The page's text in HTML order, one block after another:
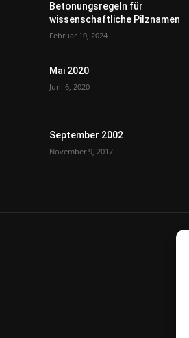
Betonungsregeln für
wissenschaftliche Pilznamen
Februar 10, 2024
Mai 2020
Juni 6, 2020
September 2002
November 9, 2017